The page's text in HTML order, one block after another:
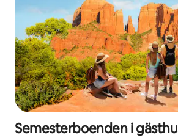
Semesterboenden i